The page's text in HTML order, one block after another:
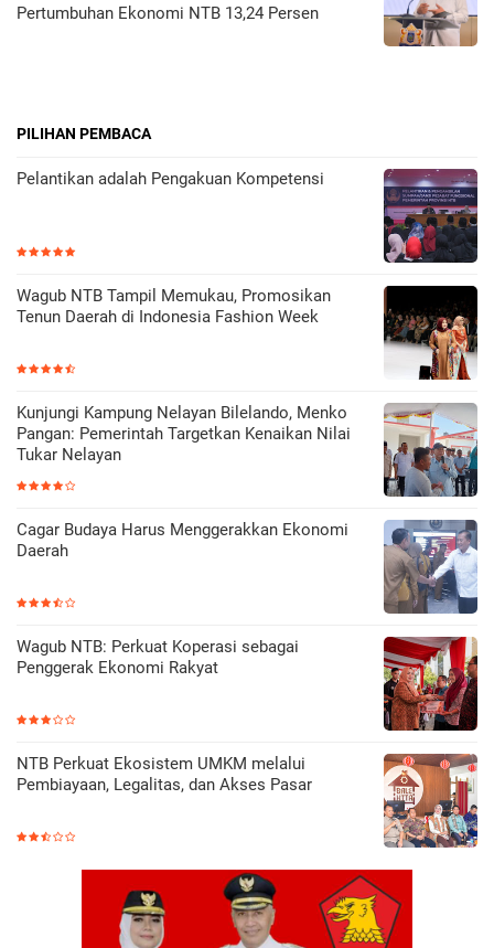
Pertumbuhan Ekonomi NTB 13,24 Persen
PILIHAN PEMBACA
Pelantikan adalah Pengakuan Kompetensi
Wagub NTB Tampil Memukau, Promosikan
Tenun Daerah di Indonesia Fashion Week
Kunjungi Kampung Nelayan Bilelando, Menko
Pangan: Pemerintah Targetkan Kenaikan Nilai
Tukar Nelayan
Cagar Budaya Harus Menggerakkan Ekonomi
Daerah
Wagub NTB: Perkuat Koperasi sebagai
Penggerak Ekonomi Rakyat
NTB Perkuat Ekosistem UMKM melalui
Pembiayaan, Legalitas, dan Akses Pasar